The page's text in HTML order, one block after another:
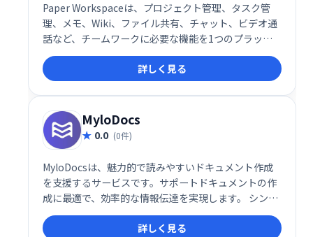
Paper Workspaceは、プロジェクト管理、タスク管
理、メモ、Wiki、ファイル共有、チャット、ビデオ通
話など、チームワークに必要な機能を1つのプラット
フォームに統合したサービスです。 作業効率化と情報
の一元管理で、スムーズなチーム連携を実現します。
詳しく見る
MyloDocs
0.0 (0件)
MyloDocsは、魅力的で読みやすいドキュメント作成
を支援するサービスです。サポートドキュメントの作
成に最適で、効率的な情報伝達を実現します。 シンプ
ルで使いやすいインターフェースにより、誰でも簡単
に高品質なドキュメントを作成できます。
詳しく見る